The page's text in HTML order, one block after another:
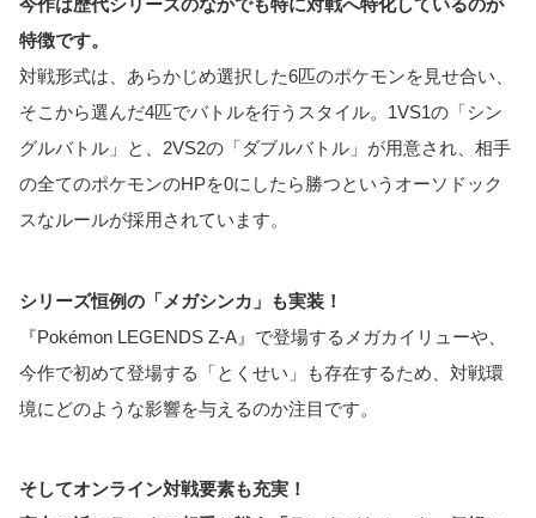
今作は歴代シリーズのなかでも特に対戦へ特化しているのが
特徴です。
対戦形式は、あらかじめ選択した6匹のポケモンを見せ合い、
そこから選んだ4匹でバトルを行うスタイル。1VS1の「シン
グルバトル」と、2VS2の「ダブルバトル」が用意され、相手
の全てのポケモンのHPを0にしたら勝つというオーソドック
スなルールが採用されています。
シリーズ恒例の「メガシンカ」も実装！
『Pokémon LEGENDS Z-A』で登場するメガカイリューや、
今作で初めて登場する「とくせい」も存在するため、対戦環
境にどのような影響を与えるのか注目です。
そしてオンライン対戦要素も充実！